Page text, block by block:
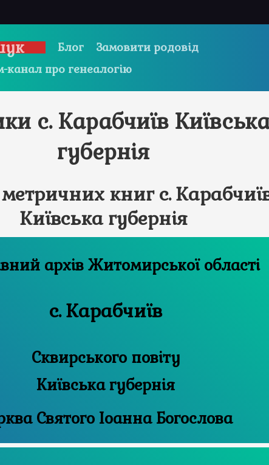
Блог
Замовити родовід
канал про генеалогію
с. Карабчиїв
губернія
книг с.
Київська губернія
Державний архів Житомирської області
с. Карабчиїв
Сквирського повіту
Київська губернія
Святого Іоанна Богослова